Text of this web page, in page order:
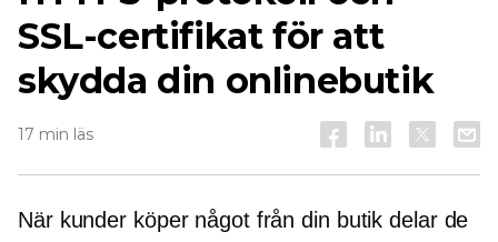
SSL-certifikat för att
skydda din onlinebutik
17 min läs
När kunder köper något från din butik delar de